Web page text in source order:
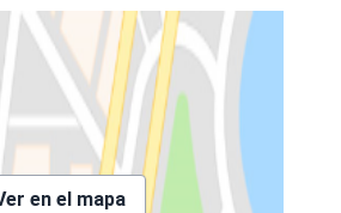
en el mapa